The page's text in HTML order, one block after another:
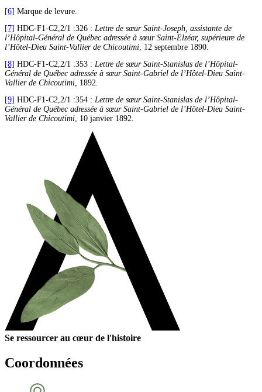
[6] Marque de levure.
[7] HDC-F1-C2,2/1 :326 : Lettre de sœur Saint-Joseph, assistante de
l’Hôpital-Général de Québec adressée à sœur Saint-Elzéar, supérieure de
l’Hôtel-Dieu Saint-Vallier de Chicoutimi, 12 septembre 1890.
[8] HDC-F1-C2,2/1 :353 : Lettre de sœur Saint-Stanislas de l’Hôpital-
Général de Québec adressée à sœur Saint-Gabriel de l’Hôtel-Dieu Saint-
Vallier de Chicoutimi, 1892.
[9] HDC-F1-C2,2/1 :354 : Lettre de sœur Saint-Stanislas de l’Hôpital-
Général de Québec adressée à sœur Saint-Gabriel de l’Hôtel-Dieu Saint-
Vallier de Chicoutimi, 10 janvier 1892.
Se ressourcer au cœur de l'histoire
Coordonnées